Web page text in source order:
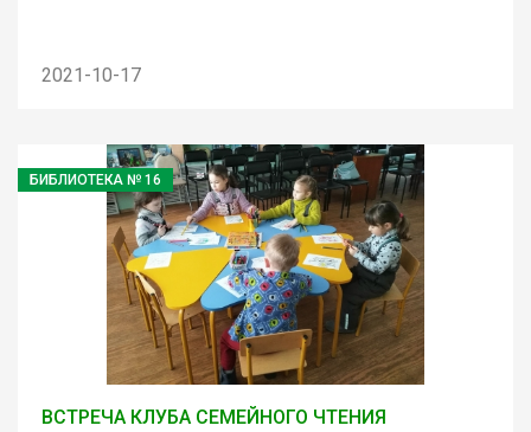
2021-10-17
БИБЛИОТЕКА № 16
ВСТРЕЧА КЛУБА СЕМЕЙНОГО ЧТЕНИЯ